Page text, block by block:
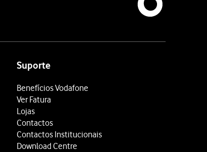
Suporte
Benefícios Vodafone
Ver Fatura
Lojas
Contactos
Contactos Institucionais
Download Centre